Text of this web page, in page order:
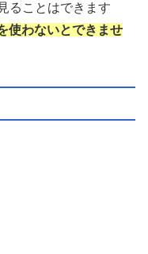
ることはできます
使わないとできませ